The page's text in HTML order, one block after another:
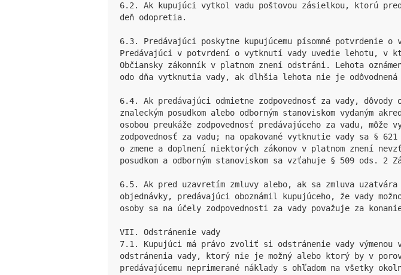
6.2. Ak kupujúci vytkol vadu poštovou zásielkou, ktorú
deň odopretia.
6.3. Predávajúci poskytne kupujúcemu písomné potvrdenie
Predávajúci v potvrdení o vytknutí vady uvedie lehotu, v
Občiansky zákonník v platnom znení odstráni. Lehota
odo dňa vytknutia vady, ak dlhšia lehota nie je
6.4. Ak predávajúci odmietne zodpovednosť za vady, dôvody
znaleckým posudkom alebo odborným stanoviskom vydaným
osobou preukáže zodpovednosť predávajúceho za vadu, môže
zodpovednosť za vadu; na opakované vytknutie vady sa §
o zmene a doplnení niektorých zákonov v platnom znení
posudkom a odborným stanoviskom sa vzťahuje § 509 ods. 2
6.5. Ak pred uzavretím zmluvy alebo, ak sa zmluva uzatvára
objednávky, predávajúci oboznámil kupujúceho, že vady
osoby sa na účely zodpovednosti za vady považuje za
VII. Odstránenie vady
7.1. Kupujúci má právo zvoliť si odstránenie vady
odstránenia vady, ktorý nie je možný alebo ktorý by v
predávajúcemu neprimerané náklady s ohľadom na všetky